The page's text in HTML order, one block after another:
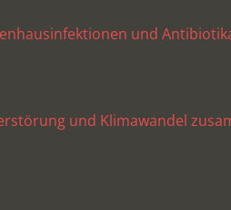
und
und Klimawandel